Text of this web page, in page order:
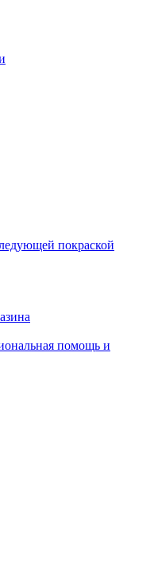
покраской
помощь и